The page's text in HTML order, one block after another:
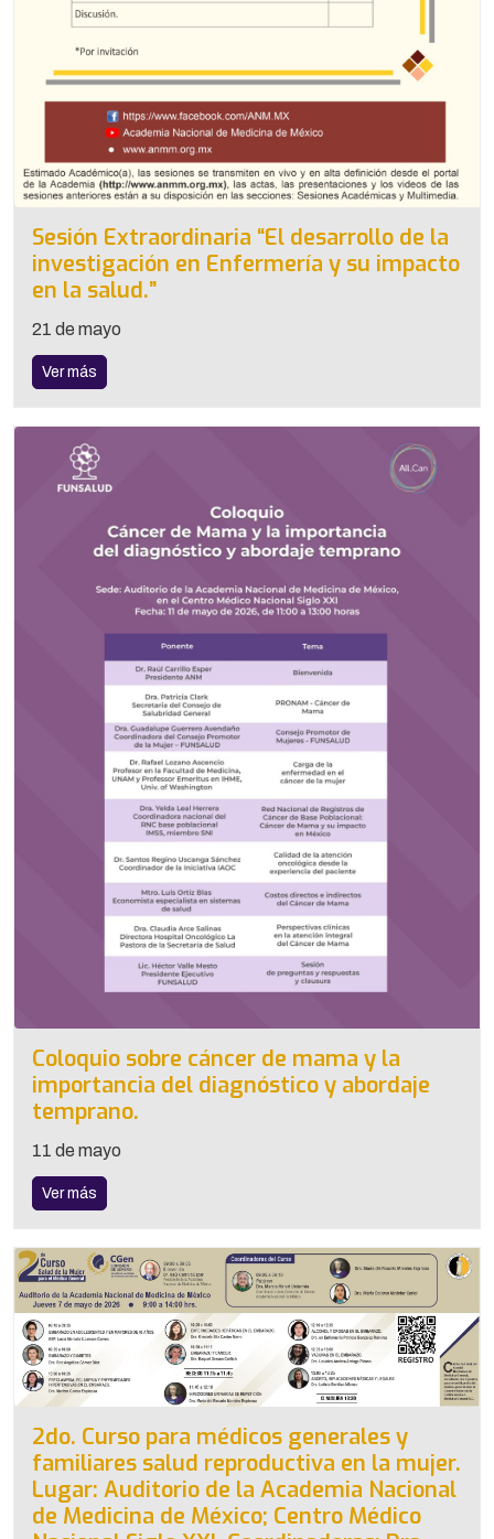
Sesión Extraordinaria “El desarrollo de la
investigación en Enfermería y su impacto
en la salud.”
21 de mayo
Ver más
Coloquio sobre cáncer de mama y la
importancia del diagnóstico y abordaje
temprano.
11 de mayo
Ver más
2do. Curso para médicos generales y
familiares salud reproductiva en la mujer.
Lugar: Auditorio de la Academia Nacional
de Medicina de México; Centro Médico